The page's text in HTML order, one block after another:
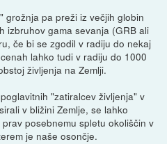
grožnja pa preži iz večjih globin
izbruhov gama sevanja (GRB ali
če bi se zgodil v radiju do nekaj
lahko tudi v radiju do 1000
življenja na Zemlji.
"zatiralcev življenja" v
v bližini Zemlje, se lahko
posebnemu spletu okoliščin v
je naše osončje.